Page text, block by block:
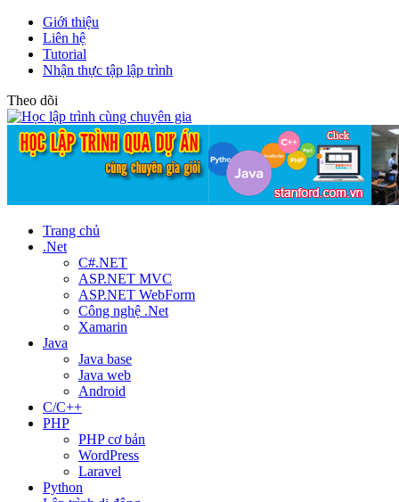
Giới thiệu
Liên hệ
Tutorial
Nhận thực tập lập trình
Theo dõi
Trang chủ
.Net
C#.NET
ASP.NET MVC
ASP.NET WebForm
Công nghệ .Net
Xamarin
Java
Java base
Java web
Android
C/C++
PHP
PHP cơ bản
WordPress
Laravel
Python